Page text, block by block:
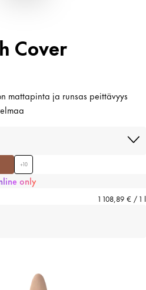
Cover
mattapinta ja runsas peittävyys
+10
only
1 108,89 € / 1 l